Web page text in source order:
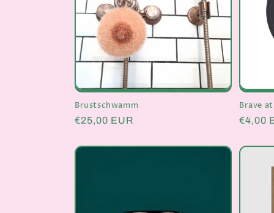
r
i
e
:
Brustschwamm
Normaler
€25,00 EUR
Brave
€4,00